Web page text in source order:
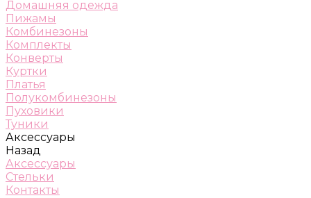
Домашняя одежда
Пижамы
Комбинезоны
Комплекты
Конверты
Куртки
Платья
Полукомбинезоны
Пуховики
Туники
Аксессуары
Назад
Аксессуары
Стельки
Контакты